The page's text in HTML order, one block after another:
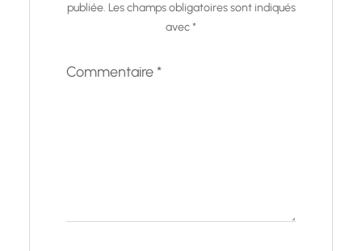
publiée. Les champs obligatoires sont indiqués
avec*
Commentaire*